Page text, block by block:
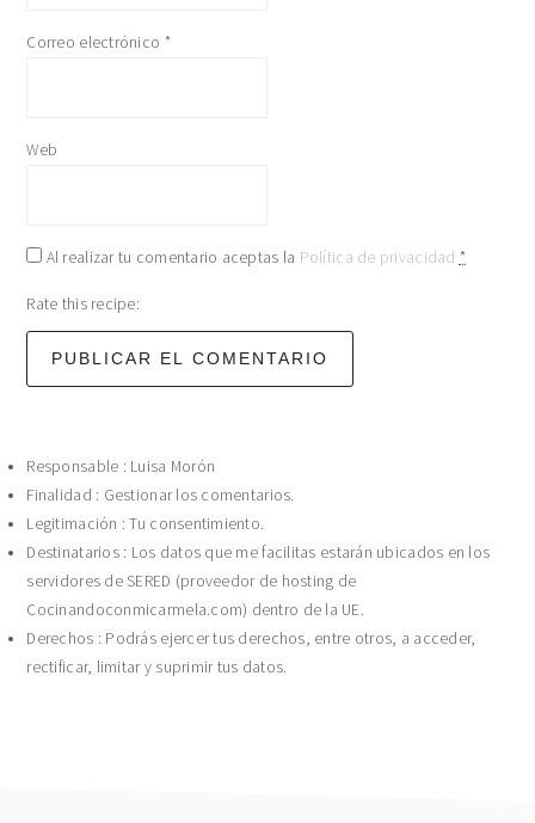
Correo electrónico *
Web
Al realizar tu comentario aceptas la Política de privacidad *
Rate this recipe:
Responsable : Luisa Morón
Finalidad : Gestionar los comentarios.
Legitimación : Tu consentimiento.
Destinatarios : Los datos que me facilitas estarán ubicados en los
servidores de SERED (proveedor de hosting de
Cocinandoconmicarmela.com) dentro de la UE.
Derechos : Podrás ejercer tus derechos, entre otros, a acceder,
rectificar, limitar y suprimir tus datos.